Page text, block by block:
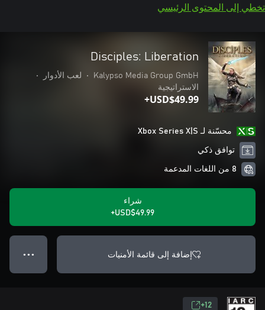
تخطي إلى المحتوى الرئيسي
Disciples: Liberation
Kalypso Media Group GmbH
• لعب الأدوار
•
الاستراتيجية
USD$49.99+
محسّنة لـ Xbox Series X|S
توافق ذكي
8 من اللغات المدعمة
شراء
USD$49.99+
إضافة إلى قائمة الأمنيات ● ● ●
12+